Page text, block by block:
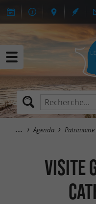
Agenda Patrimoine
Visite